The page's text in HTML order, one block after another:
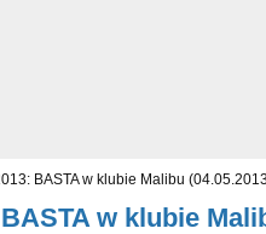
BASTA w klubie Malibu
w klubie